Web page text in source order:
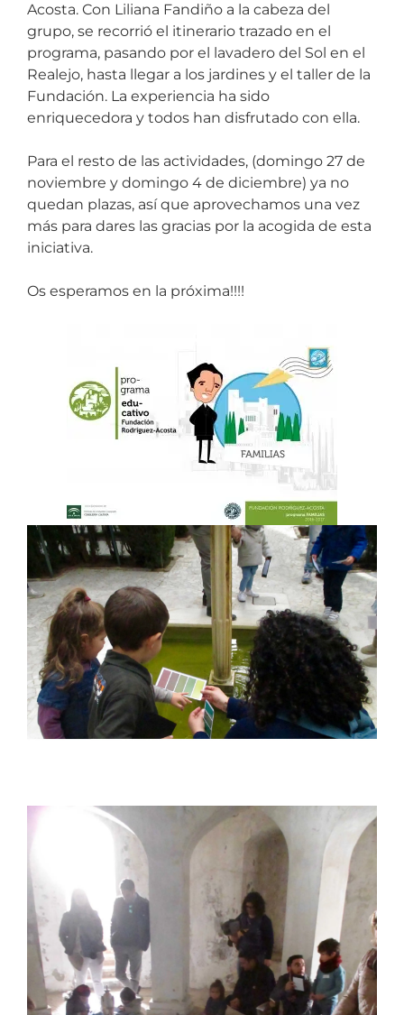
Acosta. Con Liliana Fandiño a la cabeza del
grupo, se recorrió el itinerario trazado en el
programa, pasando por el lavadero del Sol en el
Realejo, hasta llegar a los jardines y el taller de la
Fundación. La experiencia ha sido
enriquecedora y todos han disfrutado con ella.
Para el resto de las actividades, (domingo 27 de
noviembre y domingo 4 de diciembre) ya no
quedan plazas, así que aprovechamos una vez
más para dares las gracias por la acogida de esta
iniciativa.
Os esperamos en la próxima!!!!